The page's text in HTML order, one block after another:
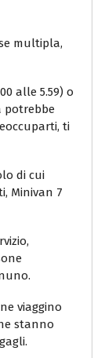
multipla,
alle 5.59) o
potrebbe
ti
di cui
Minivan 7
viaggino
stanno